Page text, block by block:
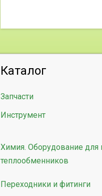
Каталог
Запчасти
Инструмент
Химия. Оборудование
теплообменников
Переходники и фитинги